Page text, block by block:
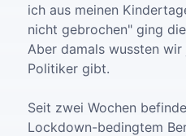
ich aus meinen
nicht gebrochen" ging
Aber damals wussten
Politiker gibt.
Seit zwei Wochen
Lockdown-bedingtem